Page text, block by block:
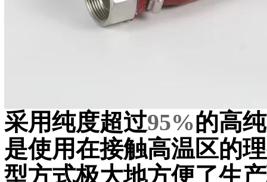
采用纯度超过95%的高
是使用在接触高温区的
型方式极大地方便了生